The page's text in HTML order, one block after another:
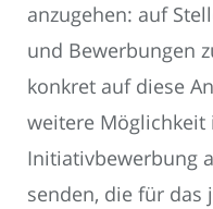
anzugehen: auf
und Bewerbungen
konkret auf diese
weitere Möglichkeit
Initiativbewerbung
senden, die für